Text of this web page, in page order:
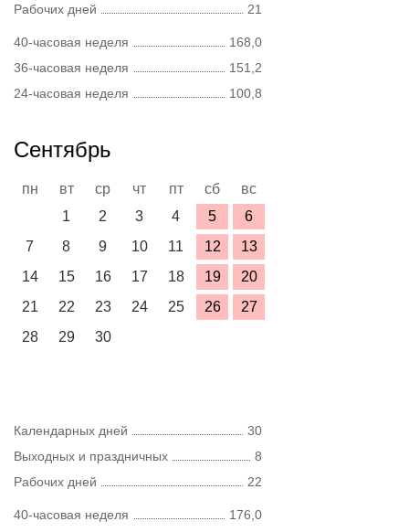
Рабочих дней
21
40-часовая неделя
168,0
36-часовая неделя
151,2
24-часовая неделя
100,8
Сентябрь
пн вт ср чт пт сб
вс
1
2 3 4 5
6
7
8 9 10 11 12
13
14
15 16 17 18 19
20
21
22 23 24 25 26
27
28
29 30
Календарных дней
30
Выходных и праздничных
8
Рабочих дней
22
40-часовая неделя
176,0